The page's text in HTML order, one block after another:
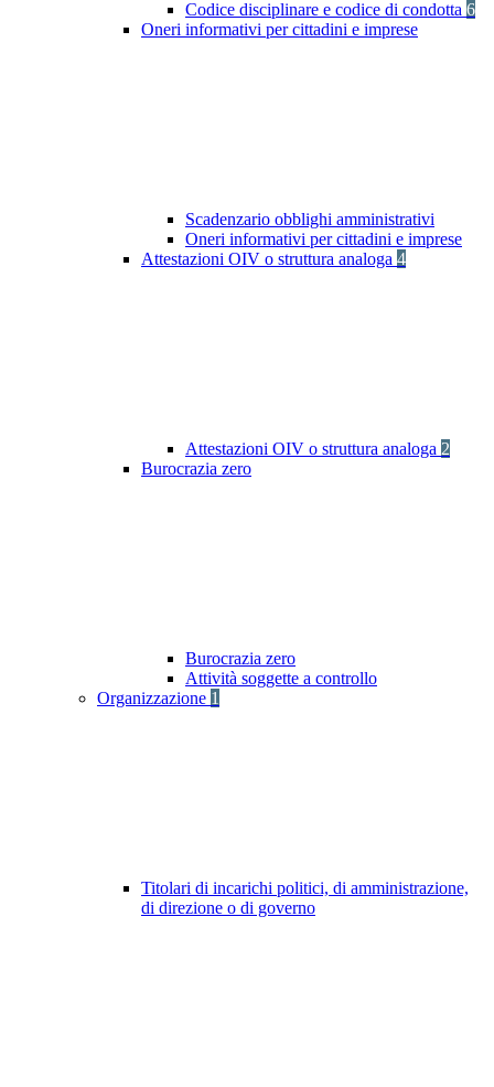
Codice disciplinare e codice di condotta 6
Oneri informativi per cittadini e imprese
Scadenzario obblighi amministrativi
Oneri informativi per cittadini e imprese
Attestazioni OIV o struttura analoga 4
Attestazioni OIV o struttura analoga 2
Burocrazia zero
Burocrazia zero
Attività soggette a controllo
Organizzazione 1
Titolari di incarichi politici, di amministrazione,
di direzione o di governo